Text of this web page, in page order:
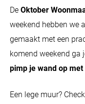
De Oktober
weekend hebben we
gemaakt met een
komend weekend ga
pimp je wand op
Een lege muur?